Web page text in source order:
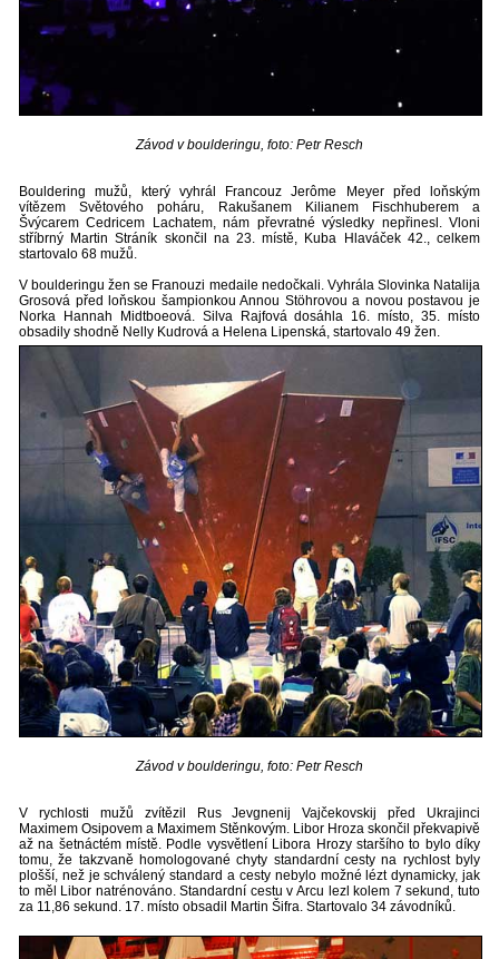
Závod v boulderingu, foto: Petr Resch
Bouldering mužů, který vyhrál Francouz Jerôme Meyer před loňským
vítězem Světového poháru, Rakušanem Kilianem Fischhuberem a
Švýcarem Cedricem Lachatem, nám převratné výsledky nepřinesl. Vloni
stříbrný Martin Stráník skončil na 23. místě, Kuba Hlaváček 42., celkem
startovalo 68 mužů.
V boulderingu žen se Franouzi medaile nedočkali. Vyhrála Slovinka Natalija
Grosová před loňskou šampionkou Annou Stöhrovou a novou postavou je
Norka Hannah Midtboeová. Silva Rajfová dosáhla 16. místo, 35. místo
obsadily shodně Nelly Kudrová a Helena Lipenská, startovalo 49 žen.
Závod v boulderingu, foto: Petr Resch
V rychlosti mužů zvítězil Rus Jevgnenij Vajčekovskij před Ukrajinci
Maximem Osipovem a Maximem Stěnkovým. Libor Hroza skončil překvapivě
až na šetnáctém místě. Podle vysvětlení Libora Hrozy staršího to bylo díky
tomu, že takzvaně homologované chyty standardní cesty na rychlost byly
plošší, než je schválený standard a cesty nebylo možné lézt dynamicky, jak
to měl Libor natrénováno. Standardní cestu v Arcu lezl kolem 7 sekund, tuto
za 11,86 sekund. 17. místo obsadil Martin Šifra. Startovalo 34 závodníků.